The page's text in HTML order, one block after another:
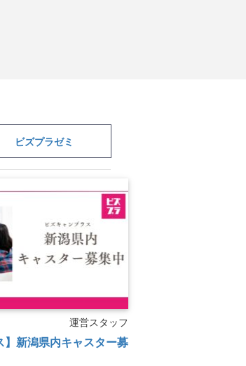
ビズプラゼミ
運営スタッフ
】新潟県内キャスター募